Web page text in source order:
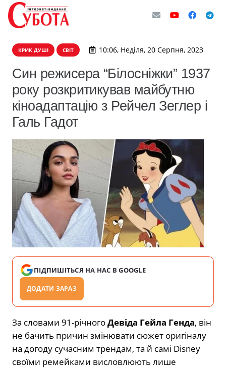
КРИК ДУШІ СВІТ 10:06, Неділя, 20 Серпня, 2023
Син режисера “Білосніжки” 1937
року розкритикував майбутню
кіноадаптацію з Рейчел Зеглер і
Галь Гадот
ПІДПИШІТЬСЯ НА НАС В GOOGLE
ДОДАТИ ЗАРАЗ
За словами 91-річногоДевіда Гейла Генда, він
не бачить причин змінювати сюжет оригіналу
на догоду сучасним трендам, та й самі Disney
своїми ремейками висловлюють лише